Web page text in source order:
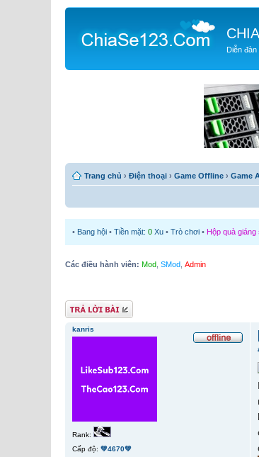
Diễn
Trang chủ › Điện thoại › Game Offline › Game
• Bang hội • Tiền mặt: 0 Xu • Trò chơi • Hộp quà giáng
Các điều hành viên: Mod SMod Admin
Gửi bài trả lời
kanris
Rank:
Cấp độ: 💚4670💚